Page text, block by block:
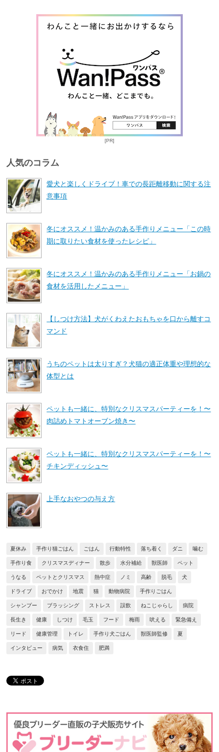
[PR]
人気のコラム
愛犬と楽しくドライブ！車での長距離移動に関する注
意事項
冬にオススメ！温かみのある手作りメニュー「この時
期に取りたい食材を使ったレシピ」
冬にオススメ！温かみのある手作りメニュー「お鍋の
食材を活用したメニュー」
【しつけ方法】犬がくわえたおもちゃを口から離すコ
マンド
うちのペットは太りすぎ？犬猫の適正体重や理想的な
体型とは
ペットも一緒に、特別なクリスマスパーティーを！〜
肉詰めトマトオーブン焼き〜
ペットも一緒に、特別なクリスマスパーティーを！〜
チキンディッシュ〜
上手なおやつの与え方
夏休み 手作り猫ごはん ごはん 行動特性 落ち着く ダニ 噛む
手作り食 クリスマスディナー 散歩 水分補給 獣医師 ペット
うなる ペットとクリスマス 熱中症 ノミ 高齢 脱毛 犬
ドライブ おでかけ 地震 猫 動物病院 手作りごはん
シャンプー ブラッシング ストレス 誤飲 ねこじゃらし 病院
長生き 健康 しつけ 毛玉 フード 梅雨 吠える 緊急備え
リード 健康管理 トイレ 手作り犬ごはん 獣医師監修 夏
インタビュー 病気 衣食住 肥満